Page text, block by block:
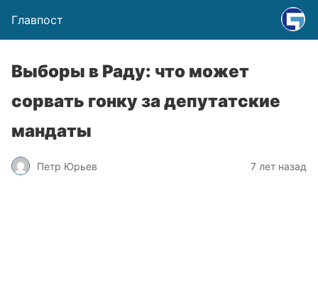
Главпост
Выборы в Раду: что может
сорвать гонку за депутатские
мандаты
Петр Юрьев 7 лет назад